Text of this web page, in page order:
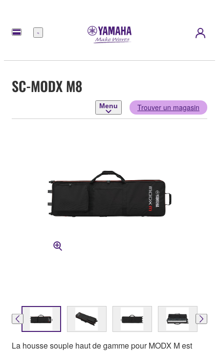
Menu
SC-MODX M8
Menu Trouver un magasin
La housse souple haut de gamme pour MODX M est